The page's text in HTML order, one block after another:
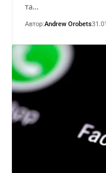
та…
Автор:Andrew Orobets